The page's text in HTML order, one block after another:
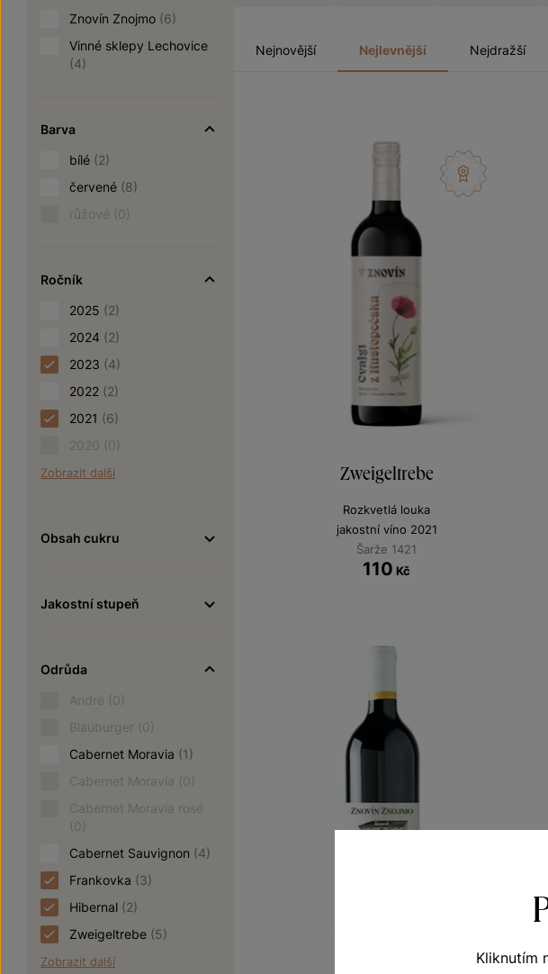
Znovín Znojmo (6)
Vinné sklepy Lechovice
(4)
Barva
bílé (2)
červené (8)
růžové (0)
Ročník
2025 (2)
2024 (2)
2023 (4)
2022 (2)
2021 (6)
2020 (0)
Zobrazit další
Obsah cukru
Jakostní stupeň
Odrůda
André (0)
Blauburger (0)
Cabernet Moravia (1)
Cabernet Moravia (0)
Cabernet Moravia rosé
(0)
Cabernet Sauvignon (4)
Frankovka (3)
Hibernal (2)
Zweigeltrebe (5)
Zobrazit další
Nejnovější Nejlevnější Nejdražší
Zweigeltrebe
Rozkvetlá louka
jakostní víno 2021
Šarže 1421
110 Kč
Kliknutím